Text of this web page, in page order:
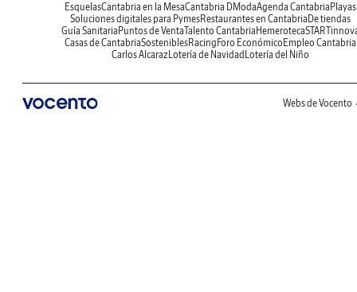
EsquelasCantabria en la MesaCantabria DModaAgenda Cantabria Playas
Soluciones digitales para PymesRestaurantes en Cantabria De tiendas
Guía Sanitaria Puntos de VentaTalento Cantabria Hemeroteca
Casas de CantabriaSosteniblesRacing Foro Económico Empleo Cantabria
Carlos AlcarazLotería de Navidad Lotería del Niño
Webs de Vocento